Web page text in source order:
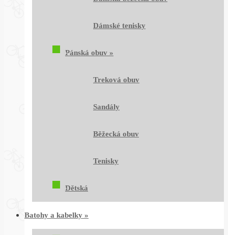
Dámské tenisky
Pánská obuv »
Treková obuv
Sandály
Běžecká obuv
Tenisky
Dětská
Batohy a kabelky »